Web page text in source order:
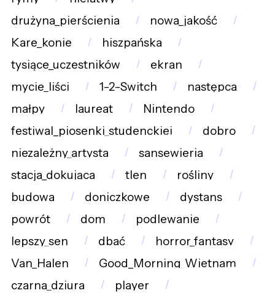
drużyna_pierścienia
nowa_jakość
Kare_konie
hiszpańska
tysiące_uczestników
ekran
mycie_liści
1-2-Switch
następca
małpy
laureat
Nintendo
festiwal_piosenki_studenckiej
dobro
niezależny_artysta
sansewieria
stacja_dokująca
tlen
rośliny
budowa
doniczkowe
dystans
powrót
dom
podlewanie
lepszy_sen
dbać
horror_fantasy
Van_Halen
Good_Morning_Wietnam
czarna_dziura
player